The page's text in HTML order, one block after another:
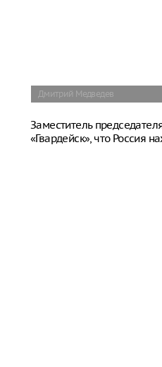
Дмитрий Медведев
Заместитель
«Гвардейск», что Россия